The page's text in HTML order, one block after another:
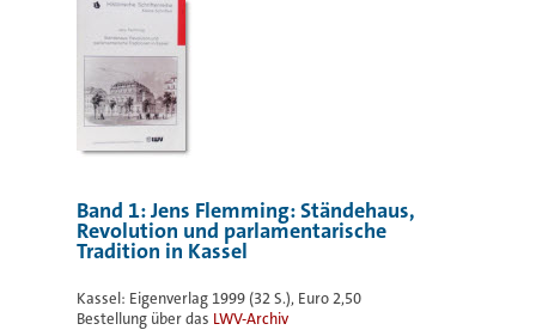
Band 1: Jens Flemming: Ständehaus,
Revolution und parlamentarische
Tradition in Kassel
Kassel: Eigenverlag 1999 (32 S.), Euro 2,50
Bestellung über das LWV-Archiv